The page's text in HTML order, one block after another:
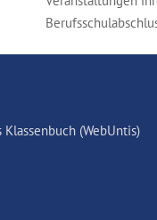
(WebUntis)